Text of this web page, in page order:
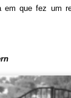
em que fez um